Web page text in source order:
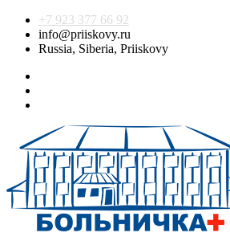
+7 923 377 66 92
info@priiskovy.ru
Russia, Siberia, Priiskovy